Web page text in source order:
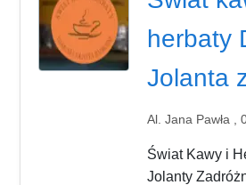
herbaty
Jolanta
Al. Jana Pawła ,
Świat Kawy i
Jolanty